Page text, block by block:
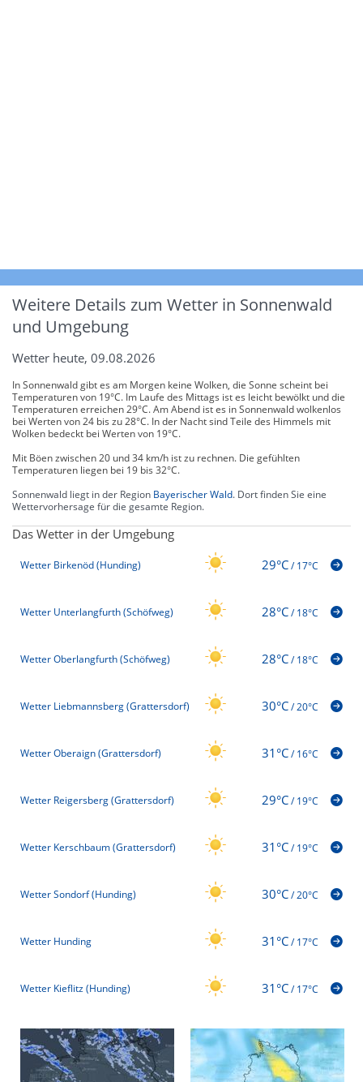
Weitere Details zum Wetter in Sonnenwald
und Umgebung
Wetter heute, 09.08.2026
In Sonnenwald gibt es am Morgen keine Wolken, die Sonne scheint bei
Temperaturen von 19°C. Im Laufe des Mittags ist es leicht bewölkt und die
Temperaturen erreichen 29°C. Am Abend ist es in Sonnenwald wolkenlos
bei Werten von 24 bis zu 28°C. In der Nacht sind Teile des Himmels mit
Wolken bedeckt bei Werten von 19°C.
Mit Böen zwischen 20 und 34 km/h ist zu rechnen. Die gefühlten
Temperaturen liegen bei 19 bis 32°C.
Sonnenwald liegt in der Region Bayerischer Wald. Dort finden Sie eine
Wettervorhersage für die gesamte Region.
Das Wetter in der Umgebung
Wetter Birkenöd (Hunding) 29°C/17°C
Wetter Unterlangfurth (Schöfweg) 28°C/18°C
Wetter Oberlangfurth (Schöfweg) 28°C/18°C
Wetter Liebmannsberg (Grattersdorf) 30°C/20°C
Wetter Oberaign (Grattersdorf) 31°C/16°C
Wetter Reigersberg (Grattersdorf) 29°C/19°C
Wetter Kerschbaum (Grattersdorf) 31°C/19°C
Wetter Sondorf (Hunding) 30°C/20°C
Wetter Hunding 31°C/17°C
Wetter Kieflitz (Hunding) 31°C/17°C